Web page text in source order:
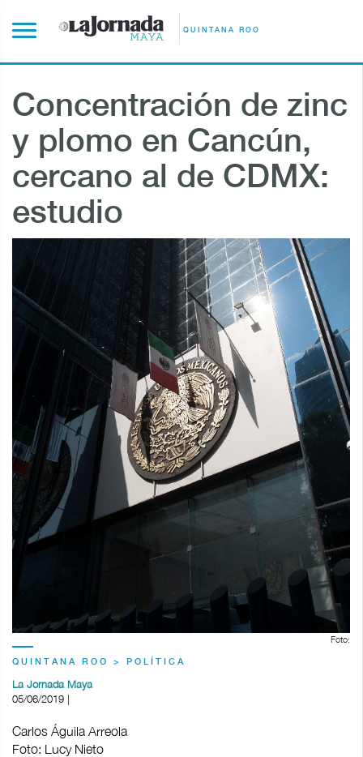
QUINTANA ROO
Concentración de zinc
y plomo en Cancún,
cercano al de CDMX:
estudio
Foto:
QUINTANA ROO > POLÍTICA
La Jornada Maya
05/06/2019 |
Carlos Águila Arreola
Foto: Lucy Nieto